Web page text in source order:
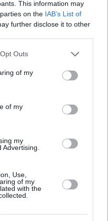
This information may
on the IAB’s List of
further disclose it to other
Outs
of my
of my
my
Use,
of my
with the
δονείται από
τα βλέμματα,
το
σε δρόμους γεμάτους
σου
με απρόσμενες
πνοή στα σχέδιά
δυνατά και η
πιο